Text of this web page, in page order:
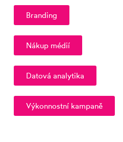
Branding
Nákup médií
Datová analytika
Výkonnostní kampaně